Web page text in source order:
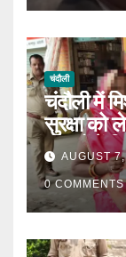
चंदौली
चंदौली में
सुरक्षा को
बाजारों में
AUGUST
0 COMMENTS